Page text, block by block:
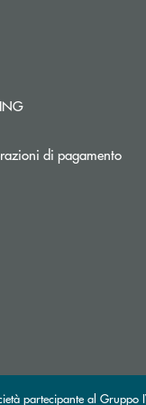
Apre una nuova
di pagamento
partecipante al